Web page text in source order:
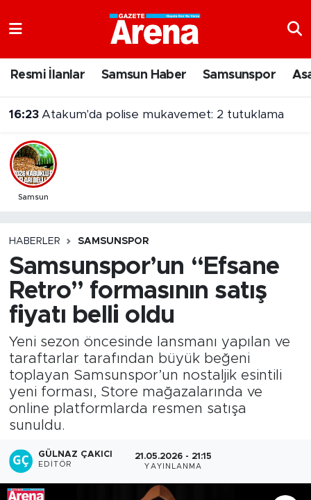
Resmi İlanlar Samsun Haber Samsunspor
16:23 Atakum'da polise mukavemet: 2 tutuklama
Samsun
HABERLER SAMSUNSPOR
Samsunspor’un “Efsane
Retro” formasının satış
fiyatı belli oldu
Yeni sezon öncesinde lansmanı yapılan ve
taraftarlar tarafından büyük beğeni
toplayan Samsunspor’un nostaljik esintili
yeni forması, Store mağazalarında ve
online platformlarda resmen satışa
sunuldu.
GÜLNAZ ÇAKICI
EDITÖR
21.05.2026 - 21:15
YAYINLANMA
Samsun Namaz Vakitleri
Trafik Durumu
Süper Lig Puan Durumu ve Fikstür
Son Dakika Haberleri
Haber Arşivi